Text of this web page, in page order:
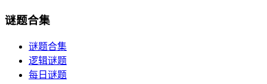
谜题合集
谜题合集
逻辑谜题
每日谜题